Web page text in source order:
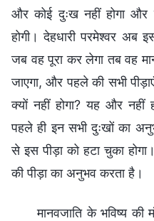
और कोई दुःख नहीं होगा और
होगी। देहधारी परमेश्वर अब
जब वह पूरा कर लेगा तब वह
जाएगा, और पहले की सभी
क्यों नहीं होगा? यह और नहीं
पहले ही इन सभी दुःखों का
से इस पीड़ा को हटा चुका
की पीड़ा का अनुभव करता है।
मानवजाति के भविष्य